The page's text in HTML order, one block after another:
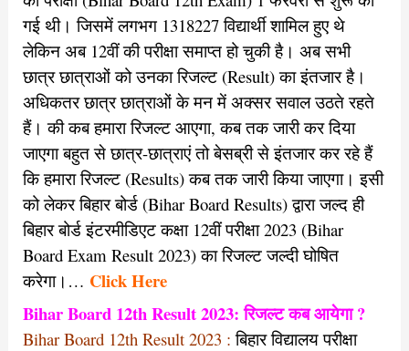
गई थी। जिसमें लगभग 1318227 विद्यार्थी शामिल हुए थे
लेकिन अब 12वीं की परीक्षा समाप्त हो चुकी है। अब सभी
छात्र छात्राओं को उनका रिजल्ट (Result) का इंतजार है।
अधिकतर छात्र छात्राओं के मन में अक्सर सवाल उठते रहते
हैं। की कब हमारा रिजल्ट आएगा, कब तक जारी कर दिया
जाएगा बहुत से छात्र-छात्राएं तो बेसब्री से इंतजार कर रहे हैं
कि हमारा रिजल्ट (Results) कब तक जारी किया जाएगा। इसी
को लेकर बिहार बोर्ड (Bihar Board Results) द्वारा जल्द ही
बिहार बोर्ड इंटरमीडिएट कक्षा 12वीं परीक्षा 2023 (Bihar
Board Exam Result 2023) का रिजल्ट जल्दी घोषित
करेगा।… Click Here
Bihar Board 12th Result 2023: रिजल्ट कब आयेगा ?
Bihar Board 12th Result 2023 : बिहार विद्यालय परीक्षा